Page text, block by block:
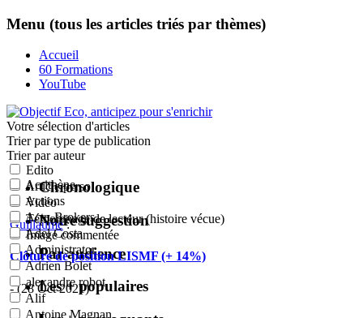
Menu (tous les articles triés par thèmes)
Accueil
60 Formations
YouTube
Votre sélection d'articles
Trier par type de publication
Edito
Article perso
Vidéo
Témoignage de lecteur (histoire vécue)
Image commentée
Trier par auteur
Acrithène
Actions
Actu-Brokers
Adel Costa
Administrator
Adrien Bolet
alexandre robot
Alif
Antoine Magnan
Chronologique
Notre suggestion
Par audience
Les + populaires
Guillaume:
Clôture de position LISMF (+ 14%)
- (28 Oct 2021)